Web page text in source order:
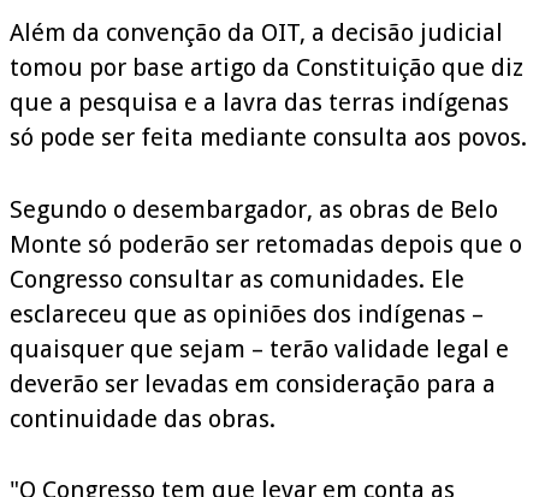
Além da convenção da OIT, a decisão judicial
tomou por base artigo da Constituição que diz
que a pesquisa e a lavra das terras indígenas
só pode ser feita mediante consulta aos povos.
Segundo o desembargador, as obras de Belo
Monte só poderão ser retomadas depois que o
Congresso consultar as comunidades. Ele
esclareceu que as opiniões dos indígenas –
quaisquer que sejam – terão validade legal e
deverão ser levadas em consideração para a
continuidade das obras.
"O Congresso tem que levar em conta as